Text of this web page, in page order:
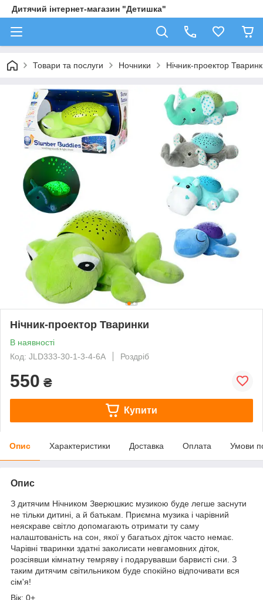
Дитячий інтернет-магазин "Детишка"
Товари та послуги Ночники Нічник-проектор
Нічник-проектор Тваринки
В наявності
Код: JLD333-30-1-3-4-6A
Роздріб
550 ₴
Купити
Опис Характеристики Доставка Оплата Умови
Опис
З дитячим Нічником Зверюшкис музикою буде легше заснути
не тільки дитині, а й батькам. Приємна музика і чарівний
неяскраве світло допомагають отримати ту саму
налаштованість на сон, якої у багатьох діток часто немає.
Чарівні тваринки здатні заколисати невгамовних діток,
розсіявши кімнатну темряву і подарувавши барвисті сни. З
таким дитячим світильником буде спокійно відпочивати вся
сім'я!
Вік: 0+